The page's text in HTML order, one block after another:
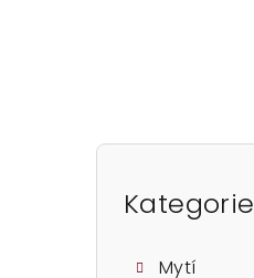
P
Přeskočit
kategorie
Kategorie
Mytí